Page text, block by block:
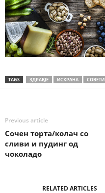
TAGS ЗДРАВЈЕ ИСХРАНА СОВЕТИ
Previous article
Сочен торта/колач со
сливи и пудинг од
чоколадо
RELATED ARTICLES